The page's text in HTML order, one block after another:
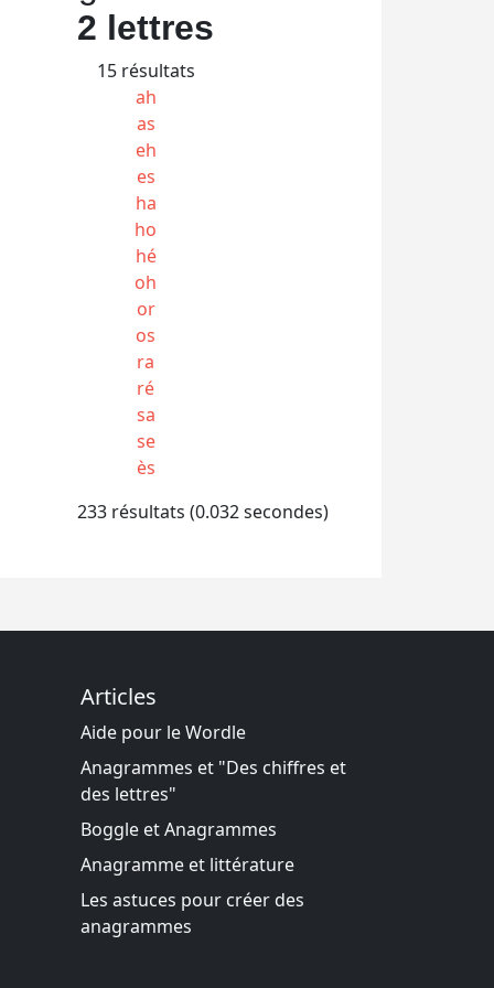
2 lettres
15 résultats
ah
as
eh
es
ha
ho
hé
oh
or
os
ra
ré
sa
se
ès
233 résultats (0.032 secondes)
Articles
Aide pour le Wordle
Anagrammes et "Des chiffres et
des lettres"
Boggle et Anagrammes
Anagramme et littérature
Les astuces pour créer des
anagrammes